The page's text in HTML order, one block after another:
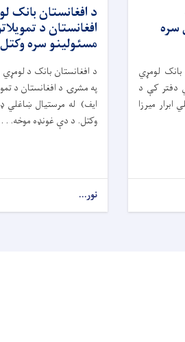
سره
لومړي
دفتر کې د
میرزا
د افغانستان بانک
افغانستان د
مسئولینو سره وکتل
د افغانستان بانک د
په مشرۍ د افغانستان د
ایف) له مرستیال ښاغلي
وکتل. د دې غونډه موخه. . .
نور...